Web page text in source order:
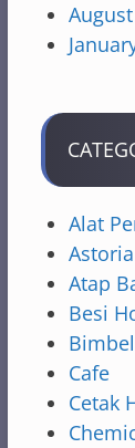
Alat
Atap
Besi
Bimbel
Cafe
Cetak